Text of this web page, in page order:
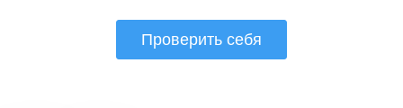
Проверить себя